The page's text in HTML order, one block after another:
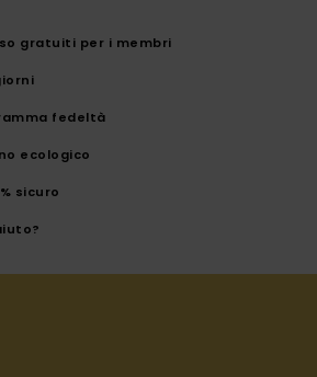
gratuiti per i membri
fedeltà
ecologico
sicuro